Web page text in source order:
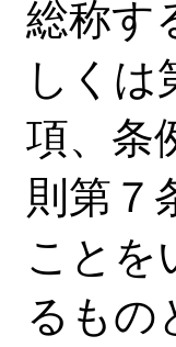
総称す
しくは
項、条
則第７
ことを
るもの